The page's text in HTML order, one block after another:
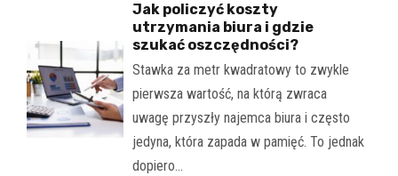
Jak policzyć koszty
utrzymania biura i gdzie
szukać oszczędności?
Stawka za metr kwadratowy to zwykle
pierwsza wartość, na którą zwraca
uwagę przyszły najemca biura i często
jedyna, która zapada w pamięć. To jednak
dopiero…